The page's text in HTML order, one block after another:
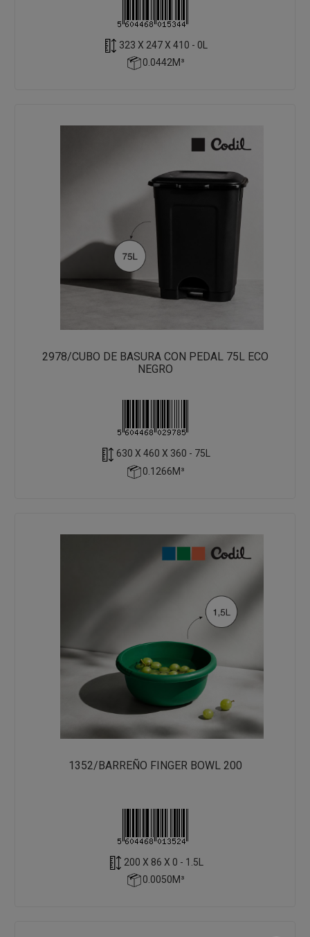
323 X 247 X 410 - 0L
0.0442M³
2978/CUBO DE BASURA CON PEDAL 75L ECO
NEGRO
630 X 460 X 360 - 75L
0.1266M³
1352/BARREÑO FINGER BOWL 200
200 X 86 X 0 - 1.5L
0.0050M³